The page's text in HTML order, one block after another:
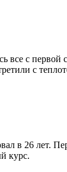
все с
с
в 26 лет.
курс.